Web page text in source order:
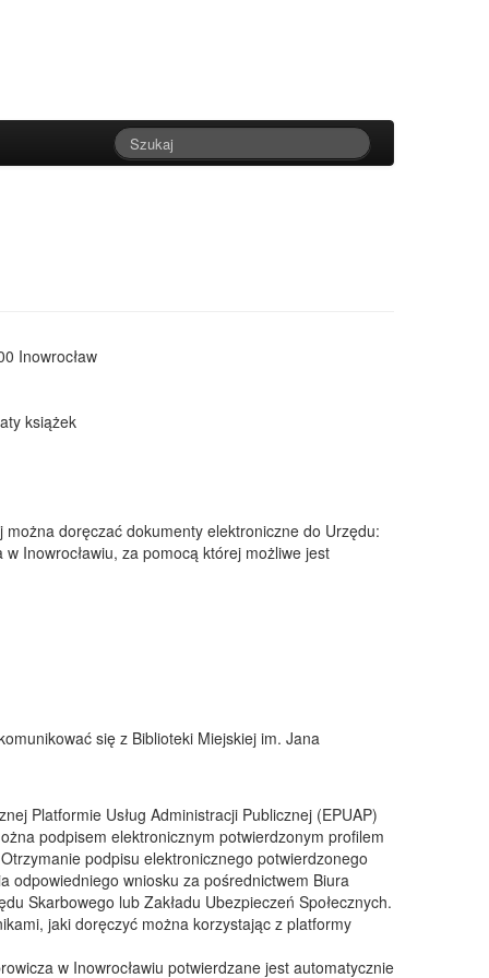
Inowrocław
książek
doręczać dokumenty elektroniczne do Urzędu:
Inowrocławiu, za pomocą której możliwe jest
się z Biblioteki Miejskiej im. Jana
Platformie Usług Administracji Publicznej (EPUAP)
podpisem elektronicznym potwierdzonym profilem
podpisu elektronicznego potwierdzonego
odpowiedniego wniosku za pośrednictwem Biura
Skarbowego lub Zakładu Ubezpieczeń Społecznych.
jaki doręczyć można korzystając z platformy
w Inowrocławiu potwierdzane jest automatycznie